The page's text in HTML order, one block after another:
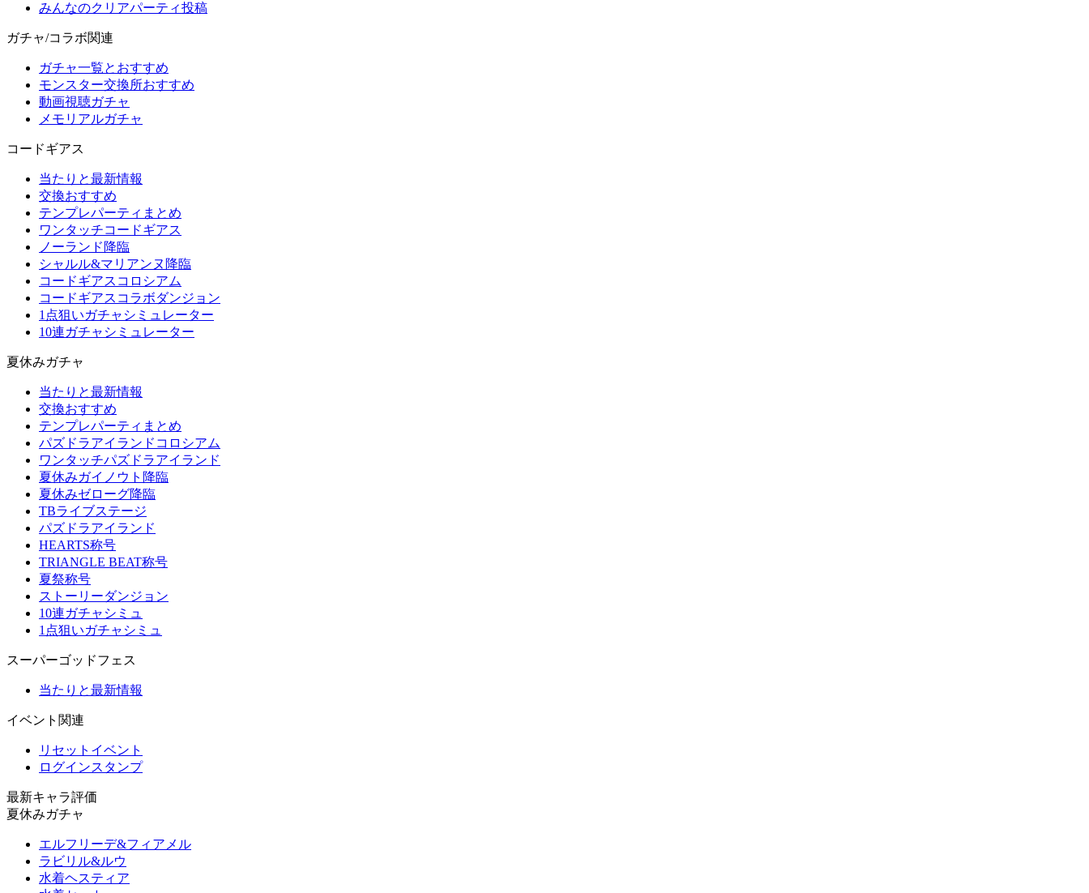
みんなのクリアパーティ投稿
ガチャ/コラボ関連
ガチャ一覧とおすすめ
モンスター交換所おすすめ
動画視聴ガチャ
メモリアルガチャ
コードギアス
当たりと最新情報
交換おすすめ
テンプレパーティまとめ
ワンタッチコードギアス
ノーランド降臨
シャルル&マリアンヌ降臨
コードギアスコロシアム
コードギアスコラボダンジョン
1点狙いガチャシミュレーター
10連ガチャシミュレーター
夏休みガチャ
当たりと最新情報
交換おすすめ
テンプレパーティまとめ
パズドラアイランドコロシアム
ワンタッチパズドラアイランド
夏休みガイノウト降臨
夏休みゼローグ降臨
TBライブステージ
パズドラアイランド
HEARTS称号
TRIANGLE BEAT称号
夏祭称号
ストーリーダンジョン
10連ガチャシミュ
1点狙いガチャシミュ
スーパーゴッドフェス
当たりと最新情報
イベント関連
リセットイベント
ログインスタンプ
最新キャラ評価
夏休みガチャ
エルフリーデ&フィアメル
ラビリル&ルウ
水着ヘスティア